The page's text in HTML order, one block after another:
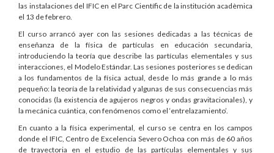
las instalaciones del IFIC en el Parc Científic de la institución acadèmica
el 13 de febrero.
El curso arrancó ayer con las sesiones dedicadas a las técnicas de
enseñanza de la física de partículas en educación secundaria,
introduciendo la teoría que describe las partículas elementales y sus
interacciones, el Modelo Estándar. Las sesiones posteriores se dedican
a los fundamentos de la física actual, desde lo más grande a lo más
pequeño: la teoría de la relatividad y algunas de sus consecuencias más
conocidas (la existencia de agujeros negros y ondas gravitacionales), y
la mecánica cuántica, con fenómenos como el ‘entrelazamiento’.
En cuanto a la física experimental, el curso se centra en los campos
donde el IFIC, Centro de Excelencia Severo Ochoa con más de 60 años
de trayectoria en el estudio de las partículas elementales y sus